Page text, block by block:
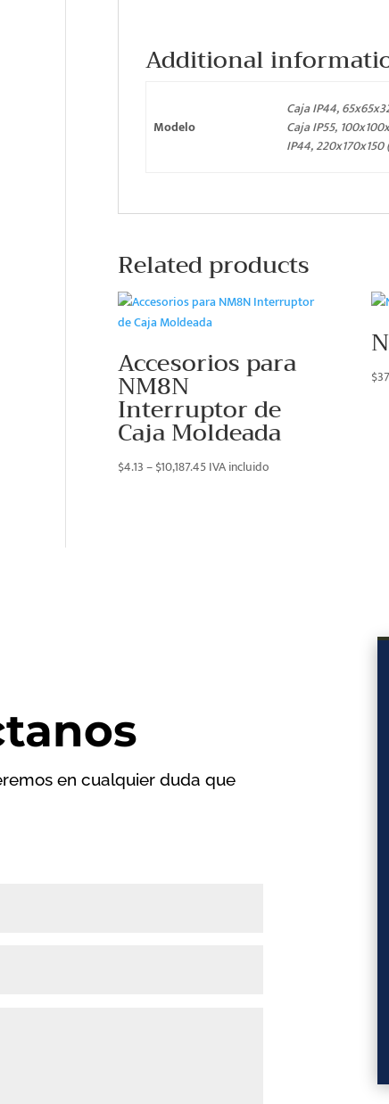
Additional
Modelo
Caja IP44,
Caja IP55,
IP44,
Related products
Accesorios para
NM8N
Interruptor de
Caja Moldeada
$4.13–$10,187.45Price
IVA incluido
$
en cualquier duda que